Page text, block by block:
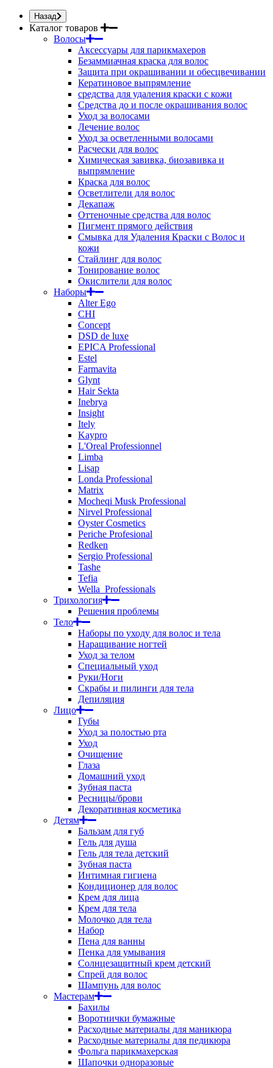
Назад
Каталог товаров
Волосы
Аксессуары для парикмахеров
Безаммиачная краска для волос
Защита при окрашивании и обесцвечивании
Кератиновое выпрямление
средства для удаления краски с кожи
Средства до и после окрашивания волос
Уход за волосами
Лечение волос
Уход за осветленными волосами
Расчески для волос
Химическая завивка, биозавивка и
выпрямление
Краска для волос
Осветлители для волос
Декапаж
Оттеночные средства для волос
Пигмент прямого действия
Смывка для Удаления Краски с Волос и
кожи
Стайлинг для волос
Тонирование волос
Окислители для волос
Наборы
Alter Ego
CHI
Concept
DSD de luxe
EPICA Professional
Estel
Farmavita
Glynt
Hair Sekta
Inebrya
Insight
Itely
Kaypro
L'Oreal Professionnel
Limba
Lisap
Londa Professional
Matrix
Mocheqi Musk Professional
Nirvel Professional
Oyster Cosmetics
Periche Profesional
Redken
Sergio Professional
Tashe
Tefia
Wella_Professionals
Трихология
Решения проблемы
Тело
Наборы по уходу для волос и тела
Наращивание ногтей
Уход за телом
Специальный уход
Руки/Ноги
Скрабы и пилинги для тела
Депиляция
Лицо
Губы
Уход за полостью рта
Уход
Очищение
Глаза
Домашний уход
Зубная паста
Ресницы/брови
Декоративная косметика
Детям
Бальзам для губ
Гель для душа
Гель для тела детский
Зубная паста
Интимная гигиена
Кондиционер для волос
Крем для лица
Крем для тела
Молочко для тела
Набор
Пена для ванны
Пенка для умывания
Солнцезащитный крем детский
Спрей для волос
Шампунь для волос
Мастерам
Бахилы
Воротнички бумажные
Расходные материалы для маникюра
Расходные материалы для педикюра
Фольга парикмахерская
Шапочки одноразовые